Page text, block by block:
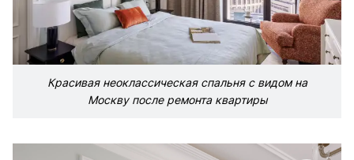
Красивая неоклассическая спальня с видом на
Москву после ремонта квартиры